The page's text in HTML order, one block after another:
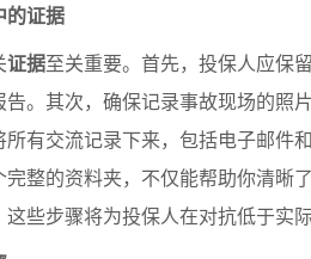
的证据
证据至关重要。首先，投保人应保
。其次，确保记录事故现场的照
有交流记录下来，包括电子邮件
整的资料夹，不仅能帮助你清晰
些步骤将为投保人在对抗低于实